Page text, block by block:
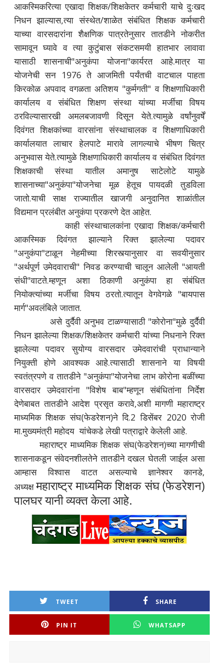
आकस्मिकरित्या एखादा शिक्षक/शिक्षकेतर कर्मचारी याचे दुःखद
निधन झाल्यास,त्या संस्थेत/शाळेत संबंधित शिक्षक कर्मचारी
याच्या वारसदारांना शैक्षणिक पात्रतेनुसार तातडीने नोकरीत
सामावून घ्यावे व त्या कुटुंबास संकटसमयी हातभार लावावा
यासाठी शासनाची"अनुकंपा योजना"कार्यरत आहे.मात्र या
योजनेची सन 1976 ते आजमिती पर्यंतची वाटचाल पाहता
किरकोळ अपवाद वगळता अतिशय "कुर्मगती" व शिक्षणाधिकारी
कार्यालय व संबंधित शिक्षण संस्था यांच्या मर्जीचा विषय
ठरविल्यासारखी अमलबजावणी दिसून येते.त्यामुळे वर्षांनुवर्षें
दिवंगत शिक्षकांच्या वारसांना संस्थाचालक व शिक्षणाधिकारी
कार्यालयात लाचार हेलपाटे मारावे लागल्याचे भीषण चित्र
अनुभवास येते.त्यामुळे शिक्षणाधिकारी कार्यालय व संबंधित दिवंगत
शिक्षकाची संस्था यातील अमानुष साटेलोटे यामुळे
शासनाच्या"अनुकंपा"योजनेचा मूळ हेतूच पायदळी तुडविला
जातो.याची साक्ष राज्यातील खाजगी अनुदानित शाळांतील
विद्यमान प्रलंबीत अनुकंपा प्रकरणे देत आहेत.
काही संस्थाचालकांना एखादा शिक्षक/कर्मचारी
आकस्मिक दिवंगत झाल्याने रिक्त झालेल्या पदावर
"अनुकंपा"टाळून नेहमीच्या शिरस्त्यानुसार वा सवयीनुसार
"अर्थपूर्ण उमेदवाराची" निवड करण्याची चालून आलेली "आयती
संधी"वाटते.म्हणून अशा ठिकाणी अनुकंपा हा संबंधित
नियोक्त्यांच्या मर्जीचा विषय ठरतो.त्यातून वेगवेगळे "बायपास
मार्ग"अवलंबिले जातात.
असे दुर्दैवी अनुभव टाळण्यासाठी "कोरोना"मुळे दुर्दैवी
निधन झालेल्या शिक्षक/शिक्षकेतर कर्मचारी यांच्या निधनाने रिक्त
झालेल्या पदावर सुयोग्य वारसदार उमेदवारांची प्राधान्याने
नियुक्ती होणे आवश्यक आहे.त्यासाठी शासनाने या विषयी
स्वतंत्रपणे व तातडीने "अनुकंपा"योजनेचा लाभ कोरोना बळींच्या
वारसदार उमेदवारांना "विशेष बाब"म्हणून संबंधितांना निर्देश
देणेबाबत तातडीने आदेश प्रसृत करावे,अशी मागणी महाराष्ट्र
माध्यमिक शिक्षक संघ(फेडरेशन)ने दि.2 डिसेंबर 2020 रोजी
मा.मुख्यमंत्री महोदय यांचेकडे लेखी पत्राद्वारे केलेली आहे.
महाराष्ट्र माध्यमिक शिक्षक संघ(फेडरेशन)च्या मागणीची
शासनाकडून संवेदनशीलतेने तातडीने दखल घेतली जाईल असा
आम्हास विश्वास वाटत असल्याचे ज्ञानेश्वर कानडे,
अध्यक्षमहाराष्ट्र माध्यमिक शिक्षक संघ (फेडरेशन)
पालघर यानी व्यक्त केला आहे.
TWEET SHARE
PIN IT WHATSAPP